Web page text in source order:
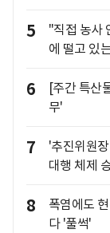
5
"직접 농사
에 떨고 있
6
[주간 특산
무'
7
'추진위원
대행 체제
8
폭염에도
다 '풀썩'